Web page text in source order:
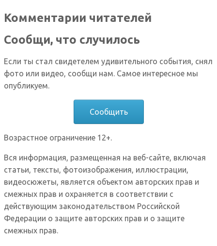
Комментарии читателей
Сообщи, что случилось
Если ты стал свидетелем удивительного события, снял
фото или видео, сообщи нам. Самое интересное мы
опубликуем.
Сообщить
Возрастное ограничение 12+.
Вся информация, размещенная на веб-сайте, включая
статьи, тексты, фотоизображения, иллюстрации,
видеосюжеты, является объектом авторских прав и
смежных прав и охраняется в соответствии с
действующим законодательством Российской
Федерации о защите авторских прав и о защите
смежных прав.